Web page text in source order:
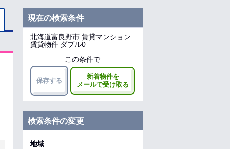
現在の検索条件
北海道富良野市 賃貸マンション
賃貸物件 ダブル0
この条件で
保存する
新着物件を
メールで受け取る
検索条件の変更
地域